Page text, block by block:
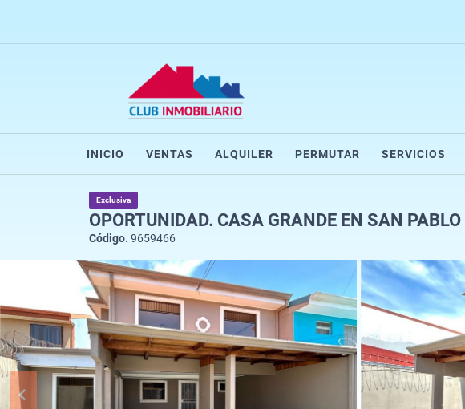
INICIO VENTAS ALQUILER PERMUTAR SERVICIOS
Exclusiva
OPORTUNIDAD. CASA GRANDE EN SAN PABLO
Código. 9659466